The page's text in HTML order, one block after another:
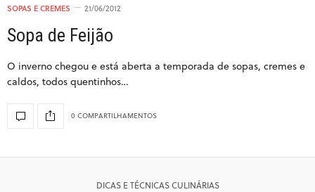
SOPAS E CREMES 21/06/2012
Sopa de Feijão
O inverno chegou e está aberta a temporada de sopas, cremes e
caldos, todos quentinhos…
0 COMPARTILHAMENTOS
DICAS E TÉCNICAS CULINÁRIAS